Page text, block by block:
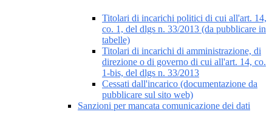
Titolari di incarichi politici di cui all'art. 14,
co. 1, del dlgs n. 33/2013 (da pubblicare in
tabelle)
Titolari di incarichi di amministrazione, di
direzione o di governo di cui all'art. 14, co.
1-bis, del dlgs n. 33/2013
Cessati dall'incarico (documentazione da
pubblicare sul sito web)
Sanzioni per mancata comunicazione dei dati